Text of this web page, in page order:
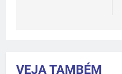
VEJA TAMBÉM